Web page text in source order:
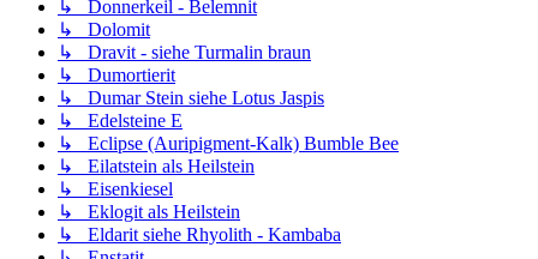
↳ Donnerkeil - Belemnit
↳ Dolomit
↳ Dravit - siehe Turmalin braun
↳ Dumortierit
↳ Dumar Stein siehe Lotus Jaspis
↳ Edelsteine E
↳ Eclipse (Auripigment-Kalk) Bumble Bee
↳ Eilatstein als Heilstein
↳ Eisenkiesel
↳ Eklogit als Heilstein
↳ Eldarit siehe Rhyolith - Kambaba